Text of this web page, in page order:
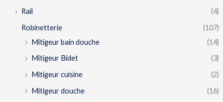
Rail
(4)
Robinetterie
(107)
Mitigeur bain douche
(14)
Mitigeur Bidet
(3)
Mitigeur cuisine
(2)
Mitigeur douche
(16)